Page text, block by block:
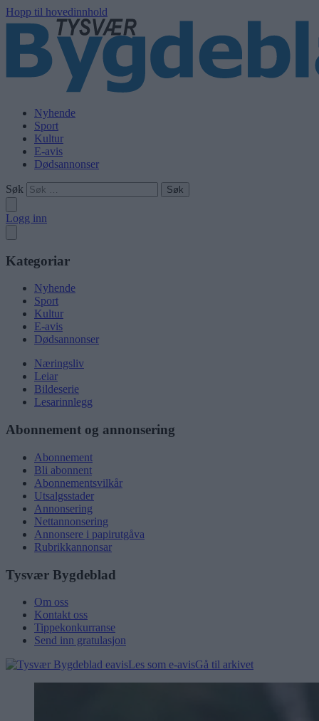
Hopp til hovedinnhold
Nyhende
Sport
Kultur
E-avis
Dødsannonser
Søk
Logg inn
Kategoriar
Nyhende
Sport
Kultur
E-avis
Dødsannonser
Næringsliv
Leiar
Bildeserie
Lesarinnlegg
Abonnement og annonsering
Abonnement
Bli abonnent
Abonnementsvilkår
Utsalgsstader
Annonsering
Nettannonsering
Annonsere i papirutgåva
Rubrikkannonsar
Tysvær Bygdeblad
Om oss
Kontakt oss
Tippekonkurranse
Send inn gratulasjon
Les som e-avisGå til arkivet